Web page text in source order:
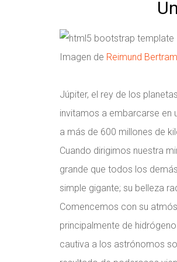
Imagen de Reimund
Júpiter, el rey de los
invitamos a embarcarse en
a más de 600 millones de
Cuando dirigimos nuestra
grande que todos los
simple gigante; su belleza
Comencemos con su
principalmente de
cautiva a los astrónomos